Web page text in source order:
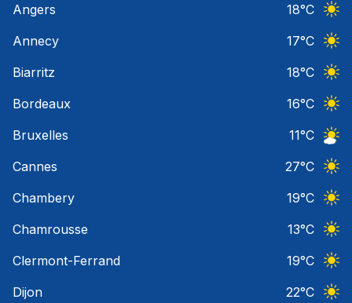
Angers 18°C
Annecy
17°C
Biarritz
18°C
Bordeaux
16°C
Bruxelles
11°C
Cannes
27°C
Chambery
19°C
Chamrousse
13°C
Clermont-Ferrand
19°C
Dijon
22°C